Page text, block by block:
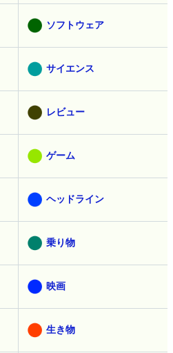
ソフトウェア
サイエンス
レビュー
ゲーム
ヘッドライン
乗り物
映画
生き物